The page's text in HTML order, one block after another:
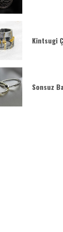
Kintsugi
Sonsuz